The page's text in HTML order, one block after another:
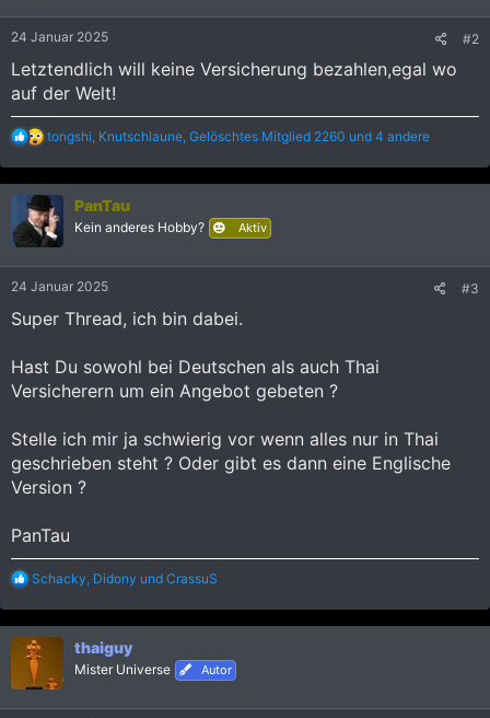
n
:
24 Januar 2025 #2
Letztendlich will keine Versicherung bezahlen,egal wo
auf der Welt!
R
a
k
t
i
o
n
tongshi Knutschlaune Gelöschtes Mitglied 2260 und 4 andere
PanTau
Kein anderes Hobby? Aktiv
24 Januar 2025 #3
Super Thread, ich bin dabei.
Hast Du sowohl bei Deutschen als auch Thai
Versicherern um ein Angebot gebeten ?
Stelle ich mir ja schwierig vor wenn alles nur in Thai
geschrieben steht ? Oder gibt es dann eine Englische
Version ?
PanTau
R
a
k
t
i
o
Schacky Didony und CrassuS
thaiguy
Mister Universe Autor